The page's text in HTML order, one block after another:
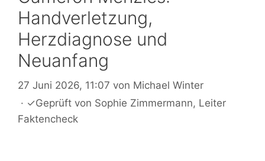
Handverletzung,
Herzdiagnose und
Neuanfang
27 Juni 2026, 11:07 von Michael Winter
· ✓Geprüft von Sophie Zimmermann, Leiter
Faktencheck